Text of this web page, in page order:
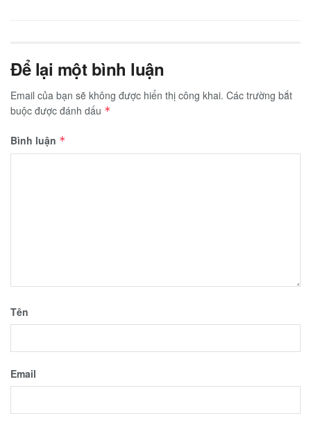
Để lại một bình luận
Email của bạn sẽ không được hiển thị công khai. Các trường bắt
buộc được đánh dấu *
Bình luận *
Tên
Email